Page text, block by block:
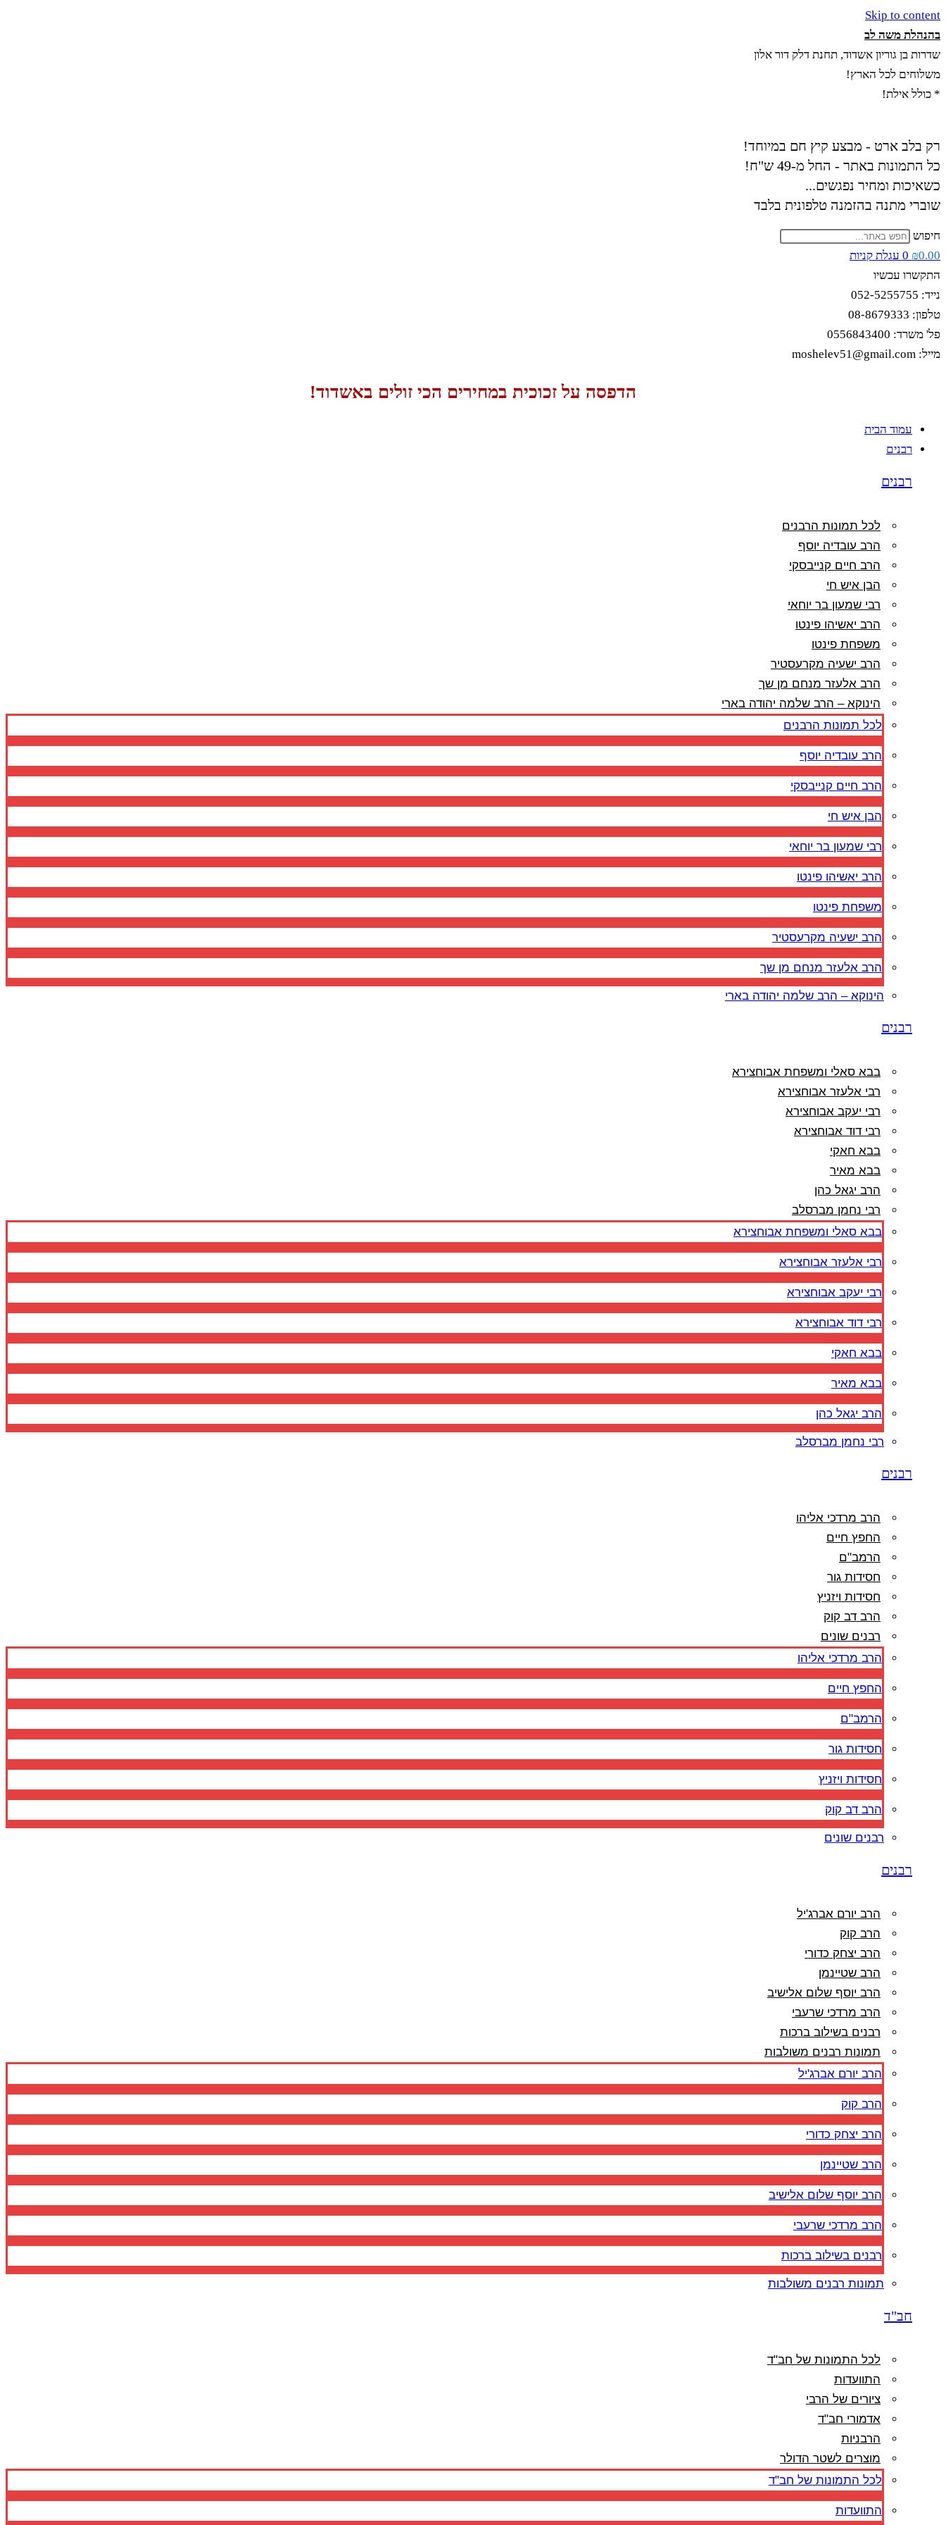
Skip to content
בהנהלת משה לב
שדרות בן גוריון אשדוד, תחנת דלק דור אלון
משלוחים לכל הארץ!
* כולל אילת!
רק בלב ארט - מבצע קיץ חם במיוחד!
כל התמונות באתר - החל מ-49 ש"ח!
כשאיכות ומחיר נפגשים...
שוברי מתנה בהזמנה טלפונית בלבד
חיפוש
₪0.00
0 עגלת קניות
התקשרו עכשיו
נייד: 052-5255755
טלפון: 08-8679333
פל' משרד: 0556843400
מייל: moshelev51@gmail.com
הדפסה על זכוכית במחירים הכי זולים באשדוד!
עמוד הבית
רבנים
רבנים
לכל תמונות הרבנים
הרב עובדיה יוסף
הרב חיים קנייבסקי
הבן איש חי
רבי שמעון בר יוחאי
הרב יאשיהו פינטו
משפחת פינטו
הרב ישעיה מקרעסטיר
הרב אלעזר מנחם מן שך
הינוקא – הרב שלמה יהודה בארי
לכל תמונות הרבנים
הרב עובדיה יוסף
הרב חיים קנייבסקי
הבן איש חי
רבי שמעון בר יוחאי
הרב יאשיהו פינטו
משפחת פינטו
הרב ישעיה מקרעסטיר
הרב אלעזר מנחם מן שך
הינוקא – הרב שלמה יהודה בארי
רבנים
בבא סאלי ומשפחת אבוחצירא
רבי אלעזר אבוחצירא
רבי יעקב אבוחצירא
רבי דוד אבוחצירא
בבא חאקי
בבא מאיר
הרב יגאל כהן
רבי נחמן מברסלב
בבא סאלי ומשפחת אבוחצירא
רבי אלעזר אבוחצירא
רבי יעקב אבוחצירא
רבי דוד אבוחצירא
בבא חאקי
בבא מאיר
הרב יגאל כהן
רבי נחמן מברסלב
רבנים
הרב מרדכי אליהו
החפץ חיים
הרמב"ם
חסידות גור
חסידות ויזניץ
הרב דב קוק
רבנים שונים
הרב מרדכי אליהו
החפץ חיים
הרמב"ם
חסידות גור
חסידות ויזניץ
הרב דב קוק
רבנים שונים
רבנים
הרב יורם אברג'יל
הרב קוק
הרב יצחק כדורי
הרב שטיינמן
הרב יוסף שלום אלישיב
הרב מרדכי שרעבי
רבנים בשילוב ברכות
תמונות רבנים משולבות
הרב יורם אברג'יל
הרב קוק
הרב יצחק כדורי
הרב שטיינמן
הרב יוסף שלום אלישיב
הרב מרדכי שרעבי
רבנים בשילוב ברכות
תמונות רבנים משולבות
חב"ד
לכל התמונות של חב"ד
התוועדות
ציורים של הרבי
אדמורי חב"ד
הרבניות
מוצרים לשטר הדולר
לכל התמונות של חב"ד
התוועדות